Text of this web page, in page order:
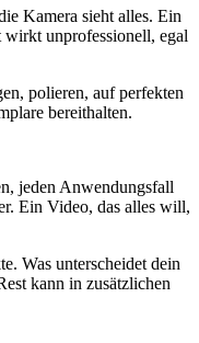
Kamera sieht alles. Ein
wirkt unprofessionell, egal
polieren, auf perfekten
bereithalten.
jeden Anwendungsfall
Ein Video, das alles will,
Was unterscheidet dein
kann in zusätzlichen